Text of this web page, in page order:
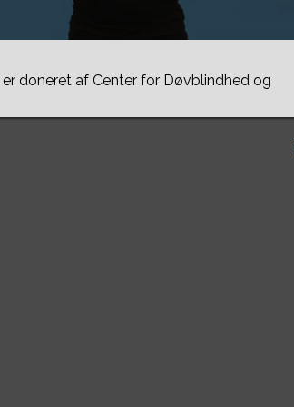
doneret af Center for Døvblindhed og